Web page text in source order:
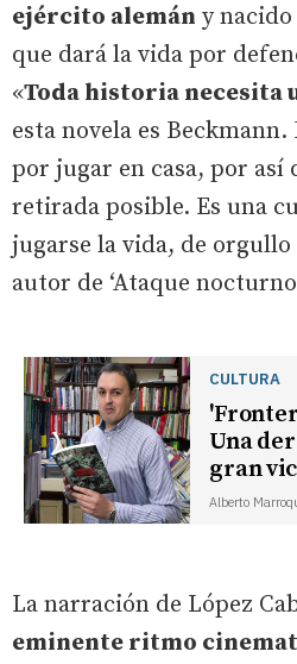
ejército alemán y
que dará la vida por
«Toda historia necesita
esta novela es
por jugar en casa, por así
retirada posible. Es una
jugarse la vida, de
autor de ‘Ataque
CULTURA
Una
gran
Alberto
La narración de López
eminente ritmo